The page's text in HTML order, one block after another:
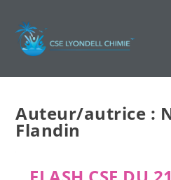
Auteur/autrice :
Flandin